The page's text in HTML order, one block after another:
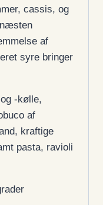
cassis, og
af
syre bringer
-kølle,
af
kraftige
pasta, ravioli